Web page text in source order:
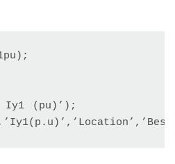
(pu)’);